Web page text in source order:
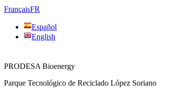
FrançaisFR
Español
English
PRODESA Bioenergy
Parque Tecnológico de Reciclado López Soriano